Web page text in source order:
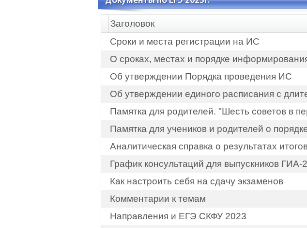
Заголовок
Сроки и места регистрации на ИС
О сроках, местах и порядке
Об утверждении Порядка проведения ИС
Об утверждении единого расписания с
Памятка для родителей. "Шесть советов в
Памятка для учеников и родителей о
Аналитическая справка о результатах
График консультаций для выпускников ГИА-
Как настроить себя на сдачу экзаменов
Комментарии к темам
Направления и ЕГЭ СКФУ 2023